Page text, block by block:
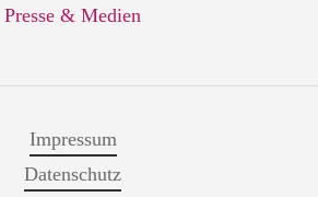
Presse & Medien
Impressum
Datenschutz